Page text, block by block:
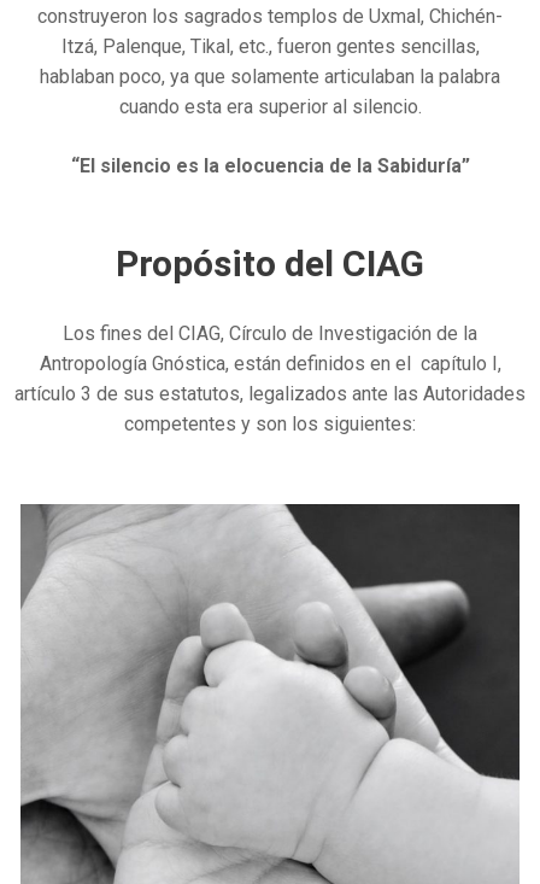
construyeron los sagrados templos de Uxmal, Chichén-
Itzá, Palenque, Tikal, etc., fueron gentes sencillas,
hablaban poco, ya que solamente articulaban la palabra
cuando esta era superior al silencio.
“El silencio es la elocuencia de la Sabiduría”
Propósito del CIAG
Los fines del CIAG, Círculo de Investigación de la
Antropología Gnóstica, están definidos en el capítulo I,
artículo 3 de sus estatutos, legalizados ante las Autoridades
competentes y son los siguientes: